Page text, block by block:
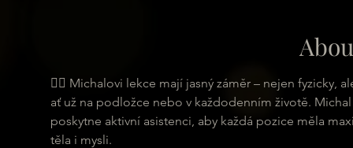
🧘‍♀ Michalovi lekce mají jasný záměr – nejen
ať už na podložce nebo v každodenním životě.
poskytne aktivní asistenci, aby každá pozice měla
těla i mysli.